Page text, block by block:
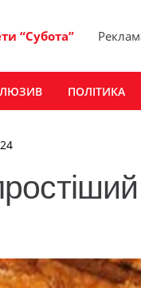
“Субота”
ПОЛІТИКА